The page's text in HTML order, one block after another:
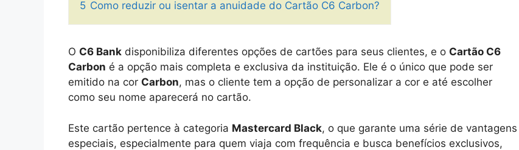
5 Como reduzir ou isentar a anuidade do Cartão C6 Carbon?
O C6 Bank disponibiliza diferentes opções de cartões para seus clientes, e o Cartão C6
Carbon é a opção mais completa e exclusiva da instituição. Ele é o único que pode ser
emitido na cor Carbon, mas o cliente tem a opção de personalizar a cor e até escolher
como seu nome aparecerá no cartão.
Este cartão pertence à categoria Mastercard Black, o que garante uma série de vantagens
especiais, especialmente para quem viaja com frequência e busca benefícios exclusivos,